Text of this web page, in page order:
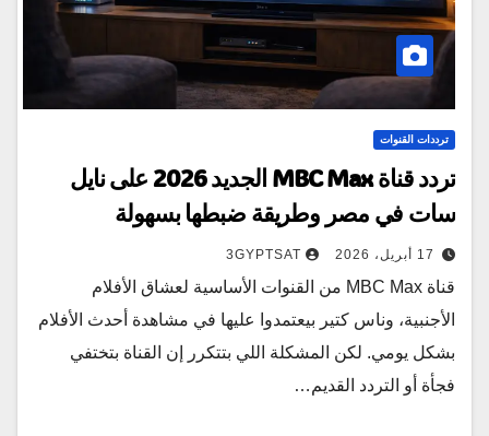
ترددات القنوات
تردد قناة MBC Max الجديد 2026 على نايل
سات في مصر وطريقة ضبطها بسهولة
17 أبريل، 2026 3GYPTSAT
قناة MBC Max من القنوات الأساسية لعشاق الأفلام
الأجنبية، وناس كتير بيعتمدوا عليها في مشاهدة أحدث الأفلام
بشكل يومي. لكن المشكلة اللي بتتكرر إن القناة بتختفي
فجأة أو التردد القديم…